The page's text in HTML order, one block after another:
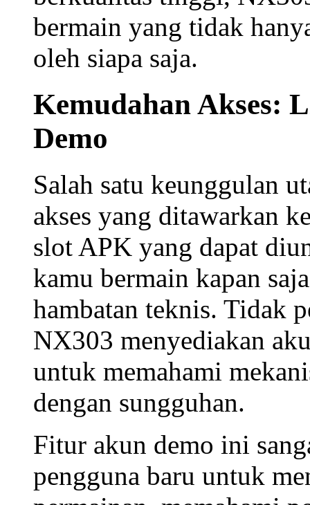
Seperti halnya Art Fair
kreator untuk terus
kini membuka peluang
bentuk hiburan yang
pengguna adalah
menggabungkan
bermain yang dinamis
NX303 hadir sebagai
ini. Dengan
berkualitas tinggi,
bermain yang tidak
oleh siapa saja.
Kemudahan Akses:
Demo
Salah satu keunggulan